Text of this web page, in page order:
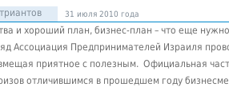
31 июля 2010 года
и хороший план, бизнес-план – что еще
Ассоциация Предпринимателей Израиля
приятное с полезным. Официальная
отличившимся в прошедшем году